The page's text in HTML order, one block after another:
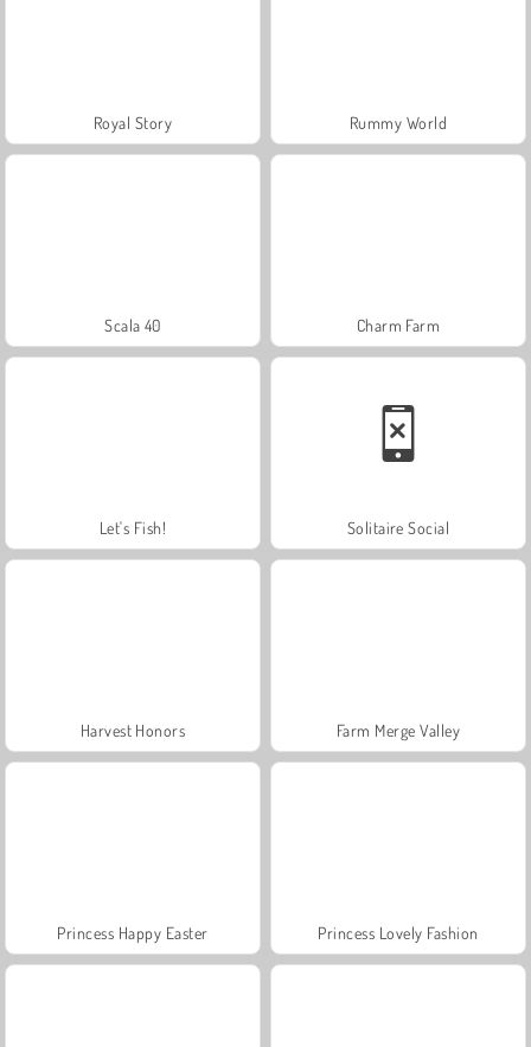
Royal Story Rummy World
Scala 40 Charm Farm
Let's Fish! Solitaire Social
Harvest Honors Farm Merge Valley
Princess Happy Easter Princess Lovely Fashion